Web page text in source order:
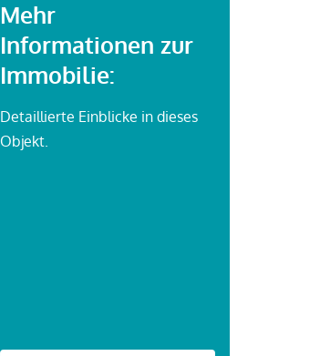
Mehr
Informationen zur
Immobilie:
Detaillierte Einblicke in dieses
Objekt.